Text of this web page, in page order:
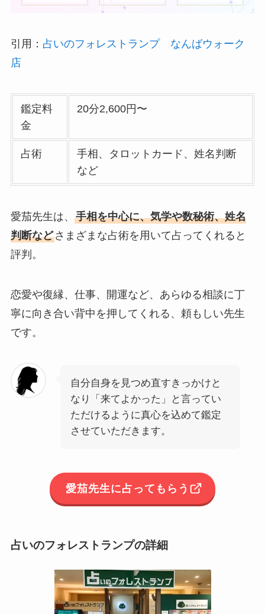
引用： 占いのフォレストランプ なんばウォーク
店
鑑定料
金
20分2,600円〜
占術
手相、タロットカード、姓名判断
など
愛茄先生は、 手相を中心に、気学や数秘術、姓名
判断などさまざまな占術を用いて占ってくれると
評判。
恋愛や復縁、仕事、開運など、あらゆる相談に丁
寧に向き合い背中を押してくれる、頼もしい先生
です。
自分自身を見つめ直すきっかけと
なり「来てよかった」と言ってい
ただけるように真心を込めて鑑定
させていただきます。
愛茄先生に占ってもらう
占いのフォレストランプの詳細